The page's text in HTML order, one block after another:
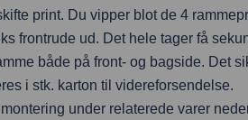
print. Du vipper blot de 4
frontrude ud. Det hele tager få
både på front- og bagside. Det
i stk. karton til videreforsendelse.
under relaterede varer